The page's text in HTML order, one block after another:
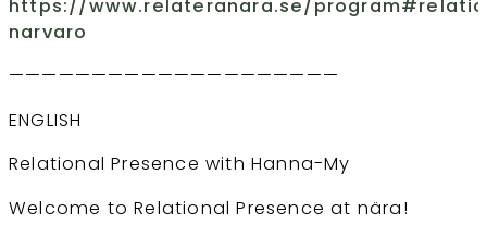
https://www.relateranara.se/
narvaro
————————————————————
ENGLISH
Relational Presence with Hanna-My
Welcome to Relational Presence at nära!